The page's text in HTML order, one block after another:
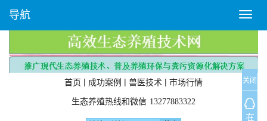
T
o
g
l
e
n
a
导航
首页 | 成功案例 | 兽医技术 | 市场行情
生态养殖热线和微信 13277883322
关闭